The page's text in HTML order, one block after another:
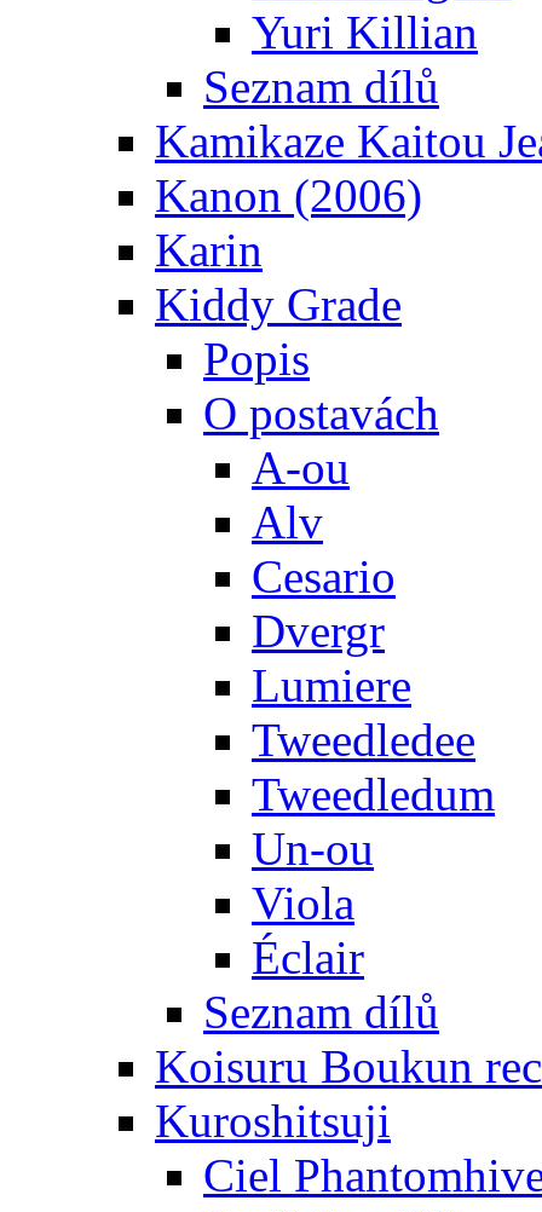
Yuri Killian
Seznam dílů
Kamikaze Kaitou
Kanon (2006)
Karin
Kiddy Grade
Popis
O postavách
A-ou
Alv
Cesario
Dvergr
Lumiere
Tweedledee
Tweedledum
Un-ou
Viola
Éclair
Seznam dílů
Koisuru Boukun
Kuroshitsuji
Ciel